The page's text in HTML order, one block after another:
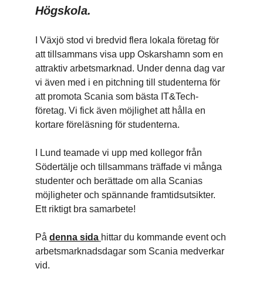
Högskola.
I Växjö stod vi bredvid flera lokala företag för
att tillsammans visa upp Oskarshamn som en
attraktiv arbetsmarknad. Under denna dag var
vi även med i en pitchning till studenterna för
att promota Scania som bästa IT&Tech-
företag. Vi fick även möjlighet att hålla en
kortare föreläsning för studenterna.
I Lund teamade vi upp med kollegor från
Södertälje och tillsammans träffade vi många
studenter och berättade om alla Scanias
möjligheter och spännande framtidsutsikter.
Ett riktigt bra samarbete!
På denna sida hittar du kommande event och
arbetsmarknadsdagar som Scania medverkar
vid.